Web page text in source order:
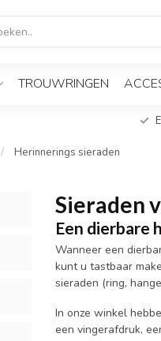
TROUWRINGEN
/ Herinnerings sieraden
Sieraden
Een dierbare
Wanneer een
kunt u tastbaar
sieraden (ring,
In onze winkel
een vingerafdruk,